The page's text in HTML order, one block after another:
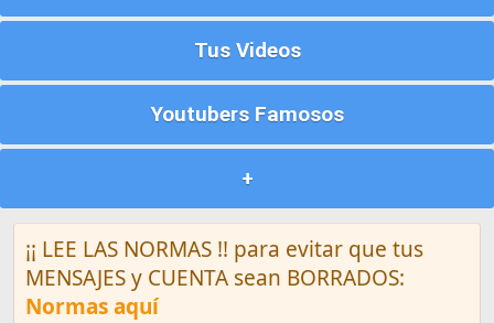
Tus Videos
Youtubers Famosos
+
¡¡ LEE LAS NORMAS !! para evitar que tus
MENSAJES y CUENTA sean BORRADOS:
Normas aquí